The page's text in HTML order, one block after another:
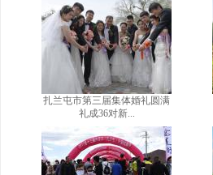
扎兰屯市第三届集体婚礼圆满
礼成36对新...